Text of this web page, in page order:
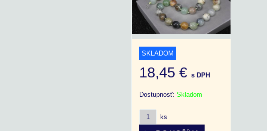
SKLADOM
18,45 € s DPH
Dostupnosť: Skladom
ks